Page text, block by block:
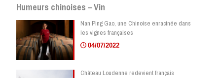
Humeurs chinoises – Vin
Nan Ping Gao, une Chinoise enracinée dans
les vignes françaises
04/07/2022
Château Loudenne redevient français